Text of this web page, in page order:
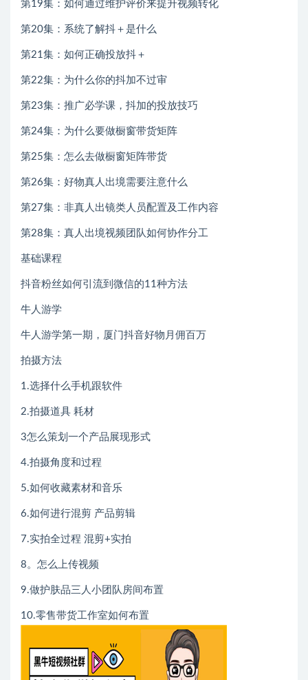
第19集：如何通过维护评价来提升视频转化
第20集：系统了解抖＋是什么
第21集：如何正确投放抖＋
第22集：为什么你的抖加不过审
第23集：推广必学课，抖加的投放技巧
第24集：为什么要做橱窗带货矩阵
第25集：怎么去做橱窗矩阵带货
第26集：好物真人出境需要注意什么
第27集：非真人出镜类人员配置及工作内容
第28集：真人出境视频团队如何协作分工
基础课程
抖音粉丝如何引流到微信的11种方法
牛人游学
牛人游学第一期，厦门抖音好物月佣百万
拍摄方法
1.选择什么手机跟软件
2.拍摄道具 耗材
3怎么策划一个产品展现形式
4.拍摄角度和过程
5.如何收藏素材和音乐
6.如何进行混剪 产品剪辑
7.实拍全过程 混剪+实拍
8。怎么上传视频
9.做护肤品三人小团队房间布置
10.零售带货工作室如何布置